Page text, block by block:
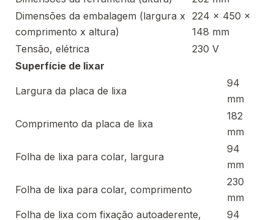
Dimensões da embalagem (largura x
comprimento x altura)
224 x 450 x
148 mm
Tensão, elétrica
230 V
Superfície de lixar
Largura da placa de lixa
94
mm
Comprimento da placa de lixa
182
mm
Folha de lixa para colar, largura
94
mm
Folha de lixa para colar, comprimento
230
mm
Folha de lixa com fixação autoaderente,
94